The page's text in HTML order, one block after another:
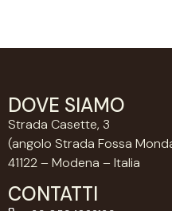
DOVE SIAMO
Strada Casette, 3
(angolo Strada Fossa
41122 – Modena – Italia
CONTATTI